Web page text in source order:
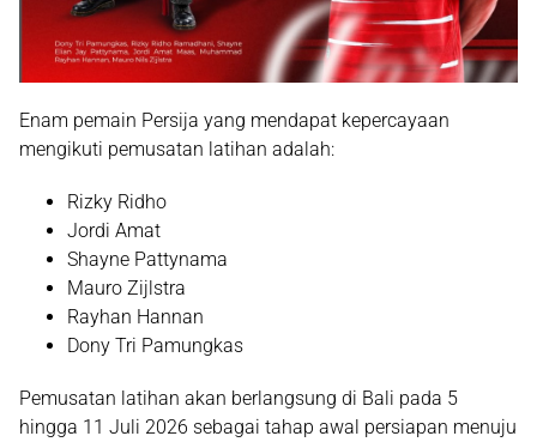
Enam pemain Persija yang mendapat kepercayaan
mengikuti pemusatan latihan adalah:
Rizky Ridho
Jordi Amat
Shayne Pattynama
Mauro Zijlstra
Rayhan Hannan
Dony Tri Pamungkas
Pemusatan latihan akan berlangsung di Bali pada 5
hingga 11 Juli 2026 sebagai tahap awal persiapan menuju